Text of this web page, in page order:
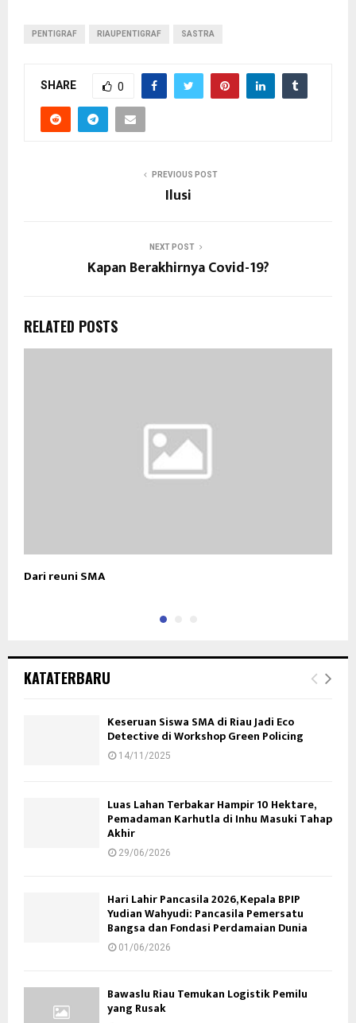
PENTIGRAF RIAUPENTIGRAF SASTRA
SHARE 0
PREVIOUS POST
Ilusi
NEXT POST
Kapan Berakhirnya Covid-19?
RELATED POSTS
Dari reuni SMA
KATATERBARU
Keseruan Siswa SMA di Riau Jadi Eco
Detective di Workshop Green Policing
14/11/2025
Luas Lahan Terbakar Hampir 10 Hektare,
Pemadaman Karhutla di Inhu Masuki Tahap
Akhir
29/06/2026
Hari Lahir Pancasila 2026, Kepala BPIP
Yudian Wahyudi: Pancasila Pemersatu
Bangsa dan Fondasi Perdamaian Dunia
01/06/2026
Bawaslu Riau Temukan Logistik Pemilu
yang Rusak